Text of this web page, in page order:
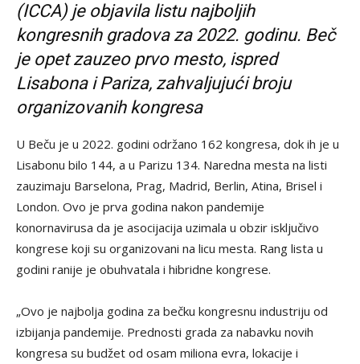
(ICCA) je objavila listu najboljih
kongresnih gradova za 2022. godinu. Beč
je opet zauzeo prvo mesto, ispred
Lisabona i Pariza, zahvaljujući broju
organizovanih kongresa
U Beču je u 2022. godini održano 162 kongresa, dok ih je u
Lisabonu bilo 144, a u Parizu 134. Naredna mesta na listi
zauzimaju Barselona, Prag, Madrid, Berlin, Atina, Brisel i
London. Ovo je prva godina nakon pandemije
konornavirusa da je asocijacija uzimala u obzir isključivo
kongrese koji su organizovani na licu mesta. Rang lista u
godini ranije je obuhvatala i hibridne kongrese.
„Ovo je najbolja godina za bečku kongresnu industriju od
izbijanja pandemije. Prednosti grada za nabavku novih
kongresa su budžet od osam miliona evra, lokacije i